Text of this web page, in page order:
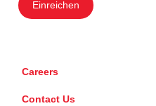
Einreichen
Careers
Contact Us